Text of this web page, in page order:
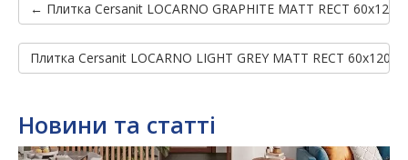
← Плитка Cersanit LOCARNO GRAPHITE MATT RECT 60x120
Плитка Cersanit LOCARNO LIGHT GREY MATT RECT 60x120 →
Новини та статті